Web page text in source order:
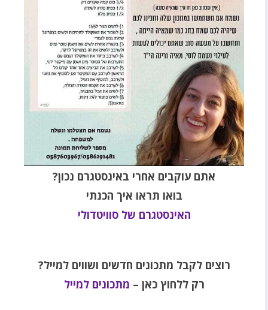
אתם עוקבים אחרי באינסטגרם נכון?
בואו תראו איך הכנתי
האינסטגרם של סוויטדולי
רוצים לקבל מתכונים חדשים ושווים למייל?
רק ללחוץ כאן – מתכונים למייל